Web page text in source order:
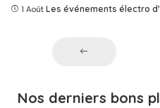
1 Août Les événements électro
Nos derniers bons